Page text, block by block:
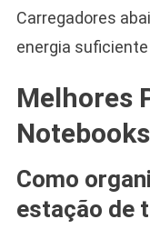
Carregadores
energia
Melhores
Como
estação de